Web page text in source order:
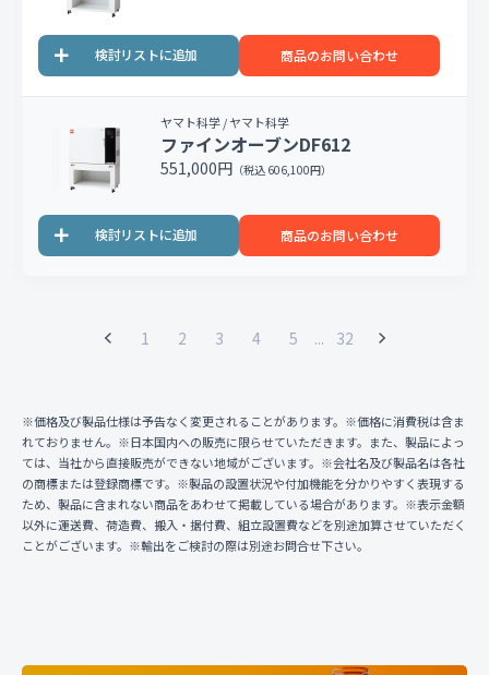
商品のお問い合わせ
ヤマト科学 / ヤマト科学
ファインオーブンDF612
551,000円 （税込 606,100円）
商品のお問い合わせ
1 2 3 4 5 ... 32
※価格及び製品仕様は予告なく変更されることがあります。※価格に消費税は含ま
れておりません。※日本国内への販売に限らせていただきます。また、製品によっ
ては、当社から直接販売ができない地域がございます。※会社名及び製品名は各社
の商標または登録商標です。※製品の設置状況や付加機能を分かりやすく表現する
ため、製品に含まれない商品をあわせて掲載している場合があります。※表示金額
以外に運送費、荷造費、搬入・据付費、組立設置費などを別途加算させていただく
ことがございます。※輸出をご検討の際は別途お問合せ下さい。